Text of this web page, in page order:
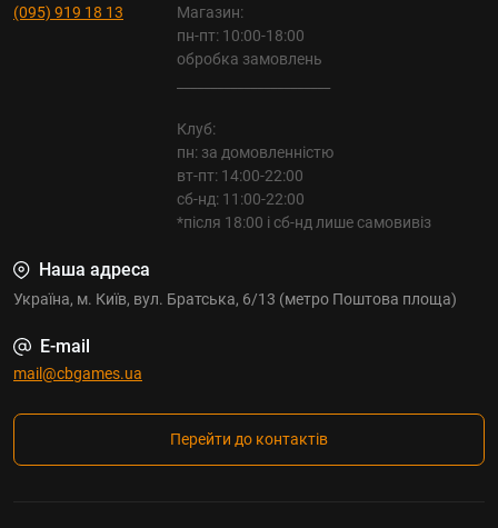
(095) 919 18 13
Магазин:
пн-пт: 10:00-18:00
обробка замовлень
Клуб:
пн: за домовленністю
вт-пт: 14:00-22:00
сб-нд: 11:00-22:00
*після 18:00 і сб-нд лише самовивіз
Наша адреса
Україна, м. Київ, вул. Братська, 6/13 (метро Поштова площа)
E-mail
mail@cbgames.ua
Перейти до контактів